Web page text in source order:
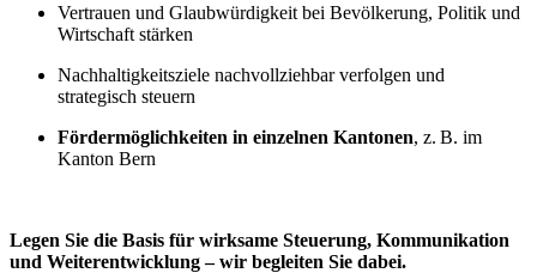
Vertrauen und Glaubwürdigkeit bei Bevölkerung, Politik und
Wirtschaft stärken
Nachhaltigkeitsziele nachvollziehbar verfolgen und
strategisch steuern
Fördermöglichkeiten in einzelnen Kantonen, z. B. im
Kanton Bern
Legen Sie die Basis für wirksame Steuerung, Kommunikation
und Weiterentwicklung – wir begleiten Sie dabei.